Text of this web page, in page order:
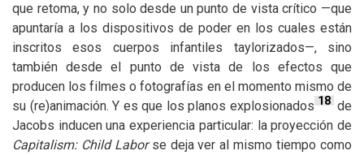
que retoma, y no solo desde un punto de vista crítico —que
apuntaría a los dispositivos de poder en los cuales están
inscritos esos cuerpos infantiles taylorizados—, sino
también desde el punto de vista de los efectos que
producen los filmes o fotografías en el momento mismo de
su (re)animación. Y es que los planos explosionados 18 de
Jacobs inducen una experiencia particular: la proyección de
Capitalism: Child Laborse deja ver al mismo tiempo como